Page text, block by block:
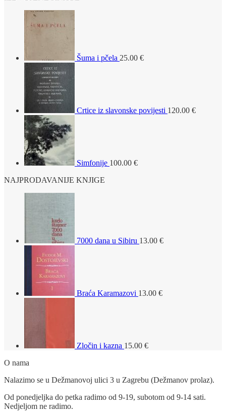
Šuma i pčela 25.00 €
Crtice iz slavonske povijesti 120.00 €
Simfonije 100.00 €
NAJPRODAVANIJE KNJIGE
7000 dana u Sibiru 13.00 €
Braća Karamazovi 13.00 €
Zločin i kazna 15.00 €
O nama
Nalazimo se u Dežmanovoj ulici 3 u Zagrebu (Dežmanov prolaz).
Od ponedjeljka do petka radimo od 9-19, subotom od 9-14 sati.
Nedjeljom ne radimo.